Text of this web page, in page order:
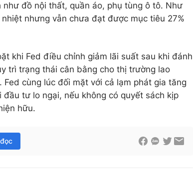
đồ nội thất, quần áo, phụ tùng ô tô. Như
nhưng vẫn chưa đạt được mục tiêu 27%
khi Fed điều chỉnh giảm lãi suất sau khi đánh
trì trạng thái cân bằng cho thị trường lao
cùng lúc đối mặt với cả lạm phát gia tăng
tư lo ngại, nếu không có quyết sách kịp
hữu.